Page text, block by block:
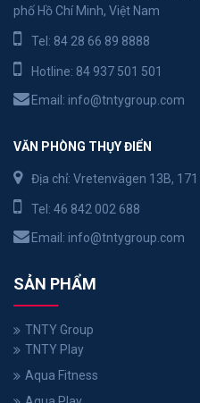
phố Hồ Chí Minh, Việt Nam
Tel: 84 28 66 89 8888
Hotline: 84 937 501 501
Email: info@tntygroup.com
VĂN PHÒNG THỤY ĐIỂN
Địa chỉ: Vretenvägen 13B,
Tel: 46 842 002 688
Email: info@tntygroup.com
SẢN PHẨM
TNTY Group
TNTY Play
Aqua Fitness